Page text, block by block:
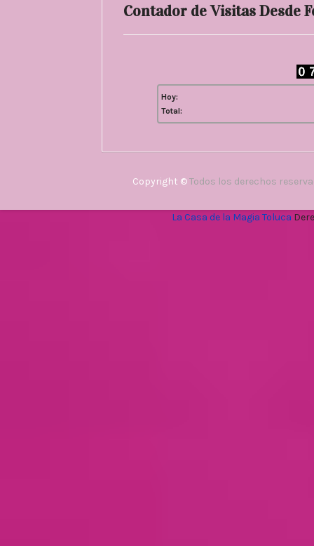
Contador de Visitas Desde
Hoy:
Total:
Copyright ©Todos los derechos
La Casa de la Magia Toluca